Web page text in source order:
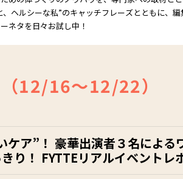
、ヘルシーな私”のキャッチフレーズとともに、編
ネタを日々お試し中！
12/16～12/22）
ケア”！ 豪華出演者３名による
り！ FYTTEリアルイベントレ